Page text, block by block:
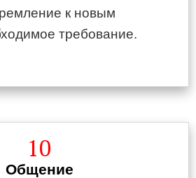
к новым
требование.
10
Общение